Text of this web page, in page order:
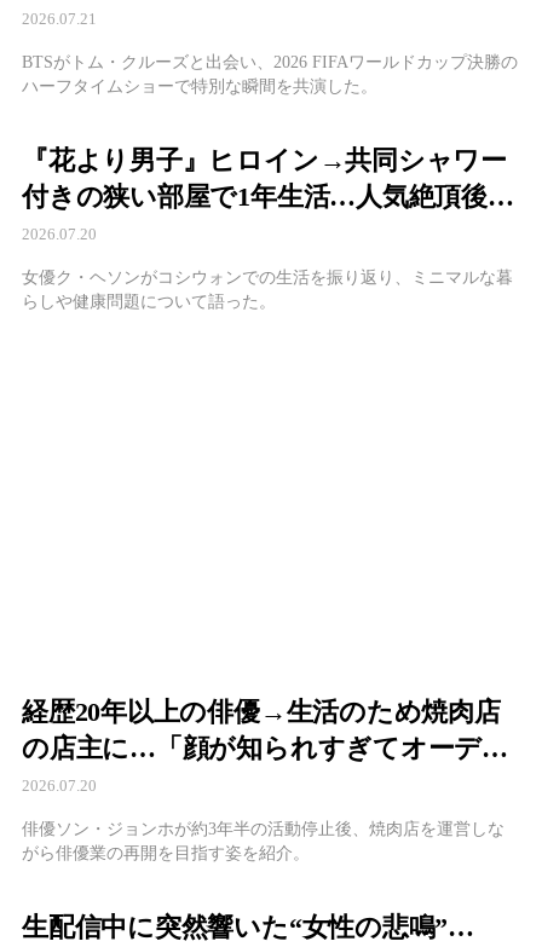
2026.07.21
BTSがトム・クルーズと出会い、2026 FIFAワールドカップ決勝の
ハーフタイムショーで特別な瞬間を共演した。
『花より男子』ヒロイン→共同シャワー
付きの狭い部屋で1年生活…人気絶頂後に
選んだ驚きの暮らし
2026.07.20
女優ク・ヘソンがコシウォンでの生活を振り返り、ミニマルな暮
らしや健康問題について語った。
経歴20年以上の俳優→生活のため焼肉店
の店主に…「顔が知られすぎてオーディ
ションにも呼ばれない」現実
2026.07.20
俳優ソン・ジョンホが約3年半の活動停止後、焼肉店を運営しな
がら俳優業の再開を目指す姿を紹介。
生配信中に突然響いた“女性の悲鳴”…